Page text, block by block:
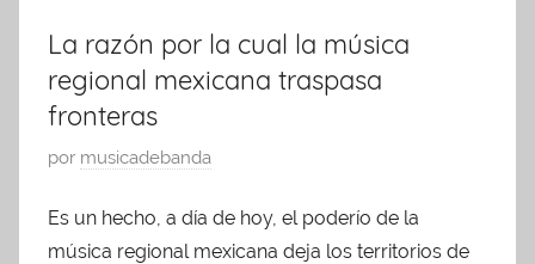
La razón por la cual la música
regional mexicana traspasa
fronteras
P
b
l
por musicadebanda
Es un hecho, a día de hoy, el poderío de la
música regional mexicana deja los territorios de